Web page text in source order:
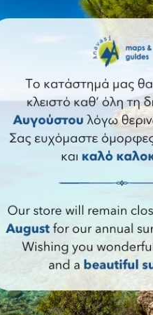
POSTER ΑΠΟ ΤΟ
ΚΗΠΟΣ ΜΑΣ Η
ΚΗΠΟΥ
20.00€